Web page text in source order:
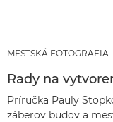
MESTSKÁ FOTOGRAFIA
Rady na
Príručka Pauly
záberov budov a